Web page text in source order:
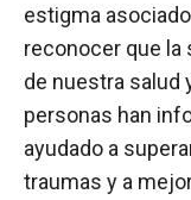
estigma
reconocer que la
de nuestra salud
personas han
ayudado a
traumas y a